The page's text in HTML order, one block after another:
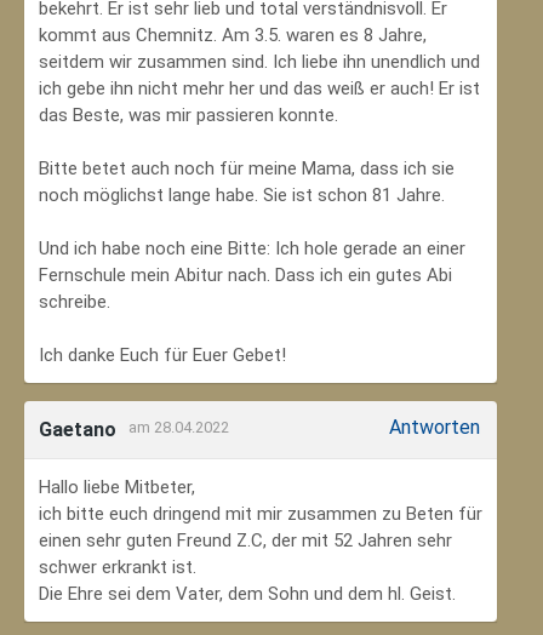
bekehrt. Er ist sehr lieb und total verständnisvoll. Er
kommt aus Chemnitz. Am 3.5. waren es 8 Jahre,
seitdem wir zusammen sind. Ich liebe ihn unendlich und
ich gebe ihn nicht mehr her und das weiß er auch! Er ist
das Beste, was mir passieren konnte.
Bitte betet auch noch für meine Mama, dass ich sie
noch möglichst lange habe. Sie ist schon 81 Jahre.
Und ich habe noch eine Bitte: Ich hole gerade an einer
Fernschule mein Abitur nach. Dass ich ein gutes Abi
schreibe.
Ich danke Euch für Euer Gebet!
Gaetano am 28.04.2022 Antworten
Hallo liebe Mitbeter,
ich bitte euch dringend mit mir zusammen zu Beten für
einen sehr guten Freund Z.C, der mit 52 Jahren sehr
schwer erkrankt ist.
Die Ehre sei dem Vater, dem Sohn und dem hl. Geist.